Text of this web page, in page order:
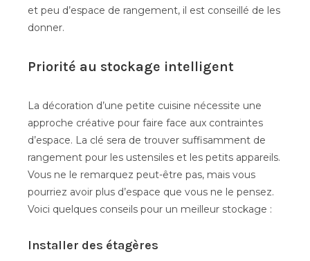
et peu d’espace de rangement, il est conseillé de les
donner.
Priorité au stockage intelligent
La décoration d’une petite cuisine nécessite une
approche créative pour faire face aux contraintes
d’espace. La clé sera de trouver suffisamment de
rangement pour les ustensiles et les petits appareils.
Vous ne le remarquez peut-être pas, mais vous
pourriez avoir plus d’espace que vous ne le pensez.
Voici quelques conseils pour un meilleur stockage :
Installer des étagères